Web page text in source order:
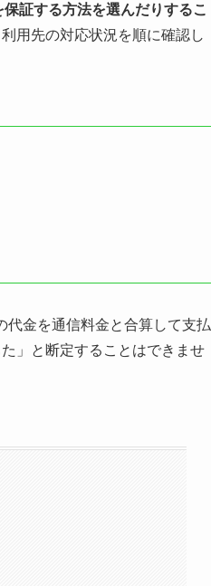
証する方法を選んだりするこ
用先の対応状況を順に確認し
代金を通信料金と合算して支払
」と断定することはできませ